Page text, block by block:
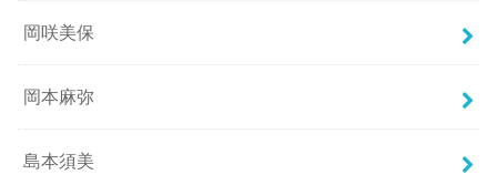
岡咲美保
岡本麻弥
島本須美